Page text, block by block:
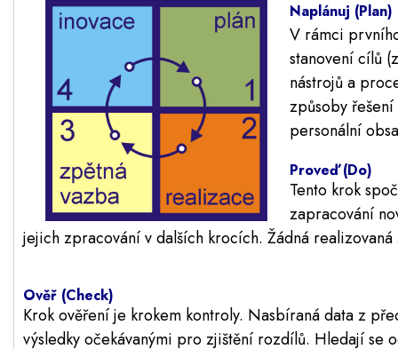
Naplánuj (Plan)
V rámci
stanovení cílů
nástrojů a
způsoby
personální
Proveď (Do)
Tento krok
zapracování
jejich zpracování v dalších krocích. Žádná
Ověř (Check)
Krok ověření je krokem kontroly. Nasbíraná data z
výsledky očekávanými pro zjištění rozdílů. Hledají se